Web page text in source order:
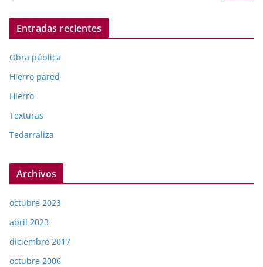
Entradas recientes
Obra pública
Hierro pared
Hierro
Texturas
Tedarraliza
Archivos
octubre 2023
abril 2023
diciembre 2017
octubre 2006